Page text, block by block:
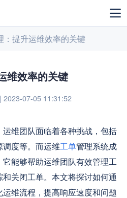
：提升运维效率的关键
维效率的关键
2023-07-05 11:31:52
维团队面临着各种挑战，包括
调度等。而运维工单管理系统成
它能够帮助运维团队有效管理工
和关闭工单。本文将探讨如何通
维流程，提高响应速度和问题